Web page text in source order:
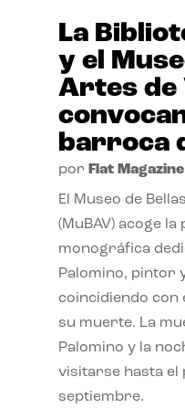
La
y el
Artes de
barroca
por Flat Magazine
El Museo de
(MuBAV) acoge
monográfica
Palomino, pintor
coincidiendo
su muerte. La
Palomino y la
visitarse hasta el
septiembre.